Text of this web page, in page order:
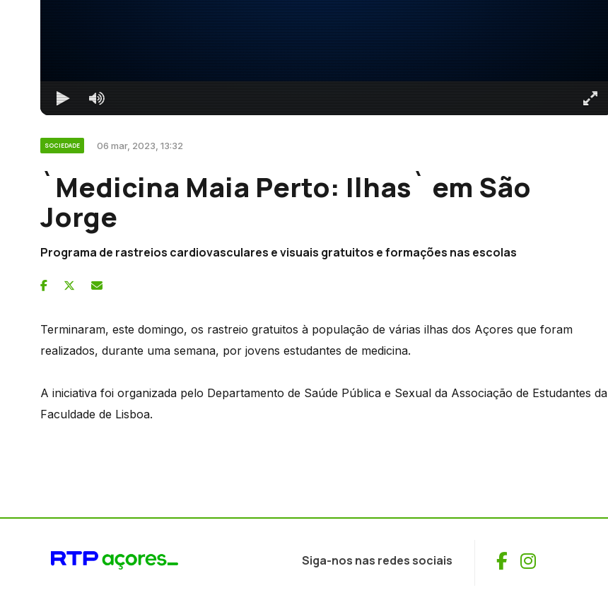
SOCIEDADE 06 mar, 2023, 13:32
`Medicina Maia Perto: Ilhas` em São
Jorge
Programa de rastreios cardiovasculares e visuais gratuitos e formações nas escolas
Terminaram, este domingo, os rastreio gratuitos à população de várias ilhas dos Açores que foram
realizados, durante uma semana, por jovens estudantes de medicina.
A iniciativa foi organizada pelo Departamento de Saúde Pública e Sexual da Associação de Estudantes da
Faculdade de Lisboa.
Siga-nos nas redes sociais Facebook
Instagram